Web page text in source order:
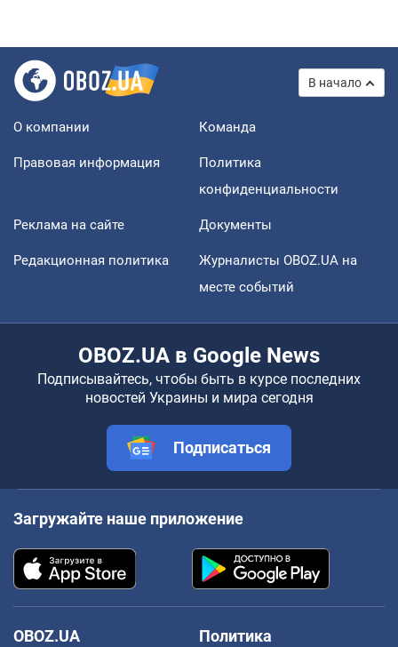
В начало
О компании Команда
Правовая информация
Политика
конфиденциальности
Реклама на сайте Документы
Редакционная политика
Журналисты OBOZ.UA на
месте событий
OBOZ.UA в Google News
Подписывайтесь, чтобы быть в курсе последних
новостей Украины и мира сегодня
Подписаться
Загружайте наше приложение
OBOZ.UA
Политика